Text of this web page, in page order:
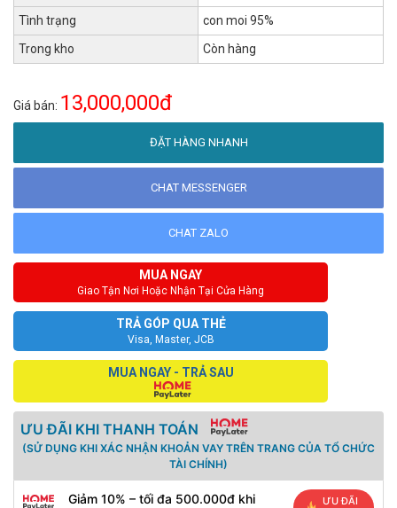
Tình trạng
con moi 95%
Trong kho
Còn hàng
Giá bán: 13,000,000đ
ĐẶT HÀNG NHANH
CHAT MESSENGER
CHAT ZALO
MUA NGAY
Giao Tận Nơi Hoặc Nhận Tại Cửa Hàng
TRẢ GÓP QUA THẺ
Visa, Master, JCB
MUA NGAY - TRẢ SAU
ƯU ĐÃI KHI THANH TOÁN
(SỬ DỤNG KHI XÁC NHẬN KHOẢN VAY TRÊN TRANG CỦA TỔ CHỨC
TÀI CHÍNH)
Giảm 10% – tối đa 500.000đ khi
ƯU ĐÃI